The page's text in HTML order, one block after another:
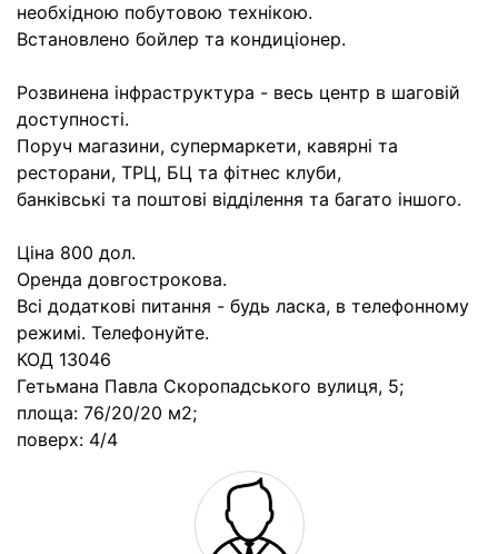
необхідною побутовою технікою.
Встановлено бойлер та кондиціонер.
Розвинена інфраструктура - весь центр в шаговій
доступності.
Поруч магазини, супермаркети, кавярні та
ресторани, ТРЦ, БЦ та фітнес клуби,
банківські та поштові відділення та багато іншого.
Ціна 800 дол.
Оренда довгострокова.
Всі додаткові питання - будь ласка, в телефонному
режимі. Телефонуйте.
КОД 13046
Гетьмана Павла Скоропадського вулиця, 5;
площа: 76/20/20 м2;
поверх: 4/4